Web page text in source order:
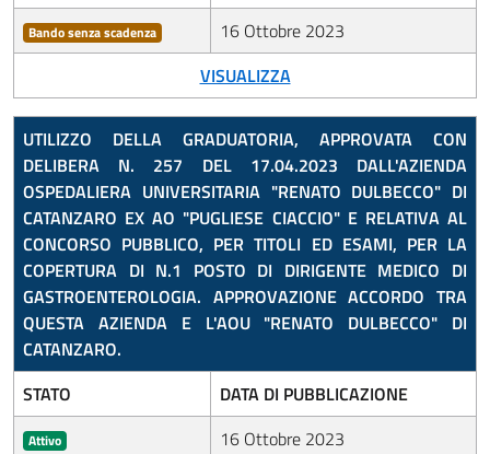
Bando senza scadenza
16 Ottobre 2023
VISUALIZZA
UTILIZZO DELLA GRADUATORIA, APPROVATA CON
DELIBERA N. 257 DEL 17.04.2023 DALL'AZIENDA
OSPEDALIERA UNIVERSITARIA "RENATO DULBECCO" DI
CATANZARO EX AO "PUGLIESE CIACCIO" E RELATIVA AL
CONCORSO PUBBLICO, PER TITOLI ED ESAMI, PER LA
COPERTURA DI N.1 POSTO DI DIRIGENTE MEDICO DI
GASTROENTEROLOGIA. APPROVAZIONE ACCORDO TRA
QUESTA AZIENDA E L'AOU "RENATO DULBECCO" DI
CATANZARO.
STATO
DATA DI PUBBLICAZIONE
Attivo
16 Ottobre 2023